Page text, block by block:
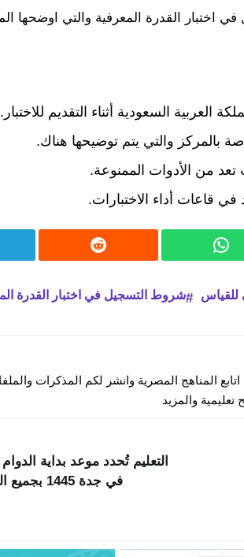
اختبار القدرة المعرفية والتي اوضحها
العربية السعودية أثناء التقديم للاختبار.
بالمركز والتي يتم توضيحها هناك.
تعد من الأدوات الممنوعة.
في قاعات أداء الاختبارات.
للقياس
شروط التسجيل في اختبار القدرة
المناهج المصرية وانشر لكم المذكرات
والمزيد
التعليم تُحدد ‏موعد بداية
في جدة 1445 بجميع المدارس